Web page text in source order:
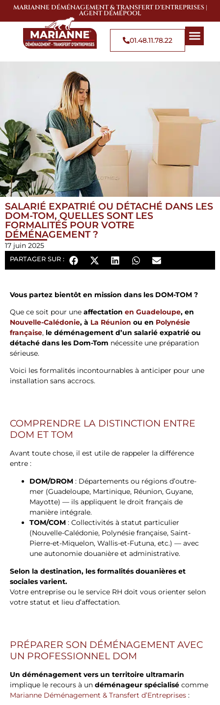
MARIANNE DÉMÉNAGEMENT & TRANSFERT D'ENTREPRISES |
AGENT DÉMÉPOOL
01.48.11.78.22
SALARIÉ EXPATRIÉ OU DÉTACHÉ DANS LES
DOM-TOM, QUELLES SONT LES
FORMALITÉS POUR VOTRE
DÉMÉNAGEMENT ?
17 juin 2025
PARTAGER SUR :
Vous partez bientôt en mission dans les DOM-TOM ?
Que ce soit pour une affectation en Guadeloupe, en
Nouvelle-Calédonie, à La Réunion ou en Polynésie
française, le déménagement d’un salarié expatrié ou
détaché dans les Dom-Tom nécessite une préparation
sérieuse.
Voici les formalités incontournables à anticiper pour une
installation sans accrocs.
COMPRENDRE LA DISTINCTION ENTRE
DOM ET TOM
Avant toute chose, il est utile de rappeler la différence
entre :
DOM/DROM : Départements ou régions d’outre-
mer (Guadeloupe, Martinique, Réunion, Guyane,
Mayotte) — ils appliquent le droit français de
manière intégrale.
TOM/COM : Collectivités à statut particulier
(Nouvelle-Calédonie, Polynésie française, Saint-
Pierre-et-Miquelon, Wallis-et-Futuna, etc.) — avec
une autonomie douanière et administrative.
Selon la destination, les formalités douanières et
sociales varient.
Votre entreprise ou le service RH doit vous orienter selon
votre statut et lieu d’affectation.
PRÉPARER SON DÉMÉNAGEMENT AVEC
UN PROFESSIONNEL DOM
Un déménagement vers un territoire ultramarin
implique le recours à un déménageur spécialisé comme
Marianne Déménagement & Transfert d’Entreprises :